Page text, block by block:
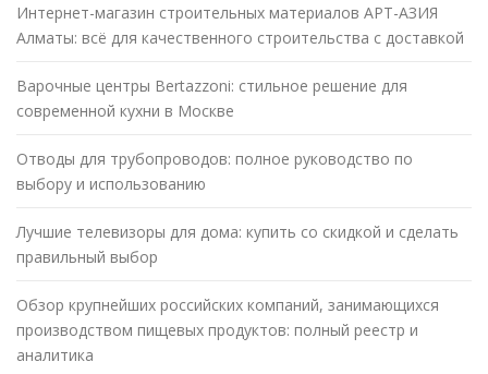
Интернет-магазин строительных материалов АРТ-АЗИЯ
Алматы: всё для качественного строительства с доставкой
Варочные центры Bertazzoni: стильное решение для
современной кухни в Москве
Отводы для трубопроводов: полное руководство по
выбору и использованию
Лучшие телевизоры для дома: купить со скидкой и сделать
правильный выбор
Обзор крупнейших российских компаний, занимающихся
производством пищевых продуктов: полный реестр и
аналитика